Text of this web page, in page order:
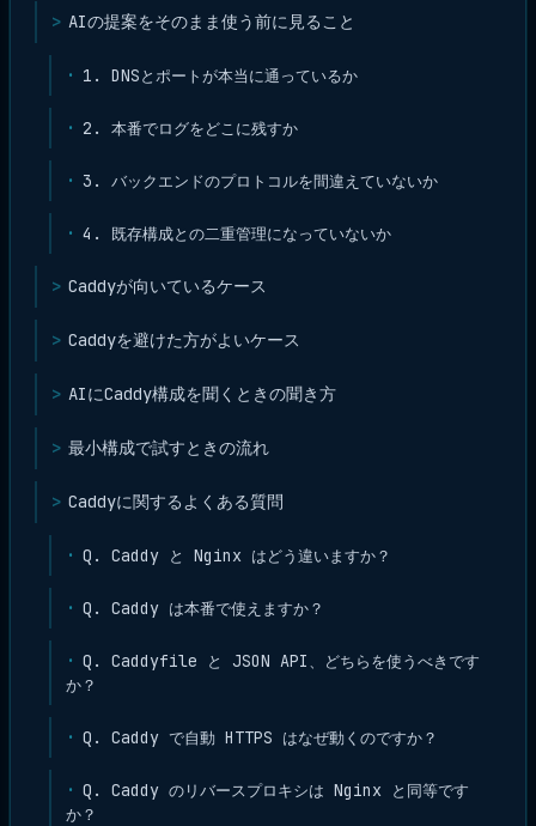
AIの提案をそのまま使う前に見ること
1. DNSとポートが本当に通っているか
2. 本番でログをどこに残すか
3. バックエンドのプロトコルを間違えていないか
4. 既存構成との二重管理になっていないか
Caddyが向いているケース
Caddyを避けた方がよいケース
AIにCaddy構成を聞くときの聞き方
最小構成で試すときの流れ
Caddyに関するよくある質問
Q. Caddy と Nginx はどう違いますか？
Q. Caddy は本番で使えますか？
Q. Caddyfile と JSON API、どちらを使うべきです
か？
Q. Caddy で自動 HTTPS はなぜ動くのですか？
Q. Caddy のリバースプロキシは Nginx と同等です
か？